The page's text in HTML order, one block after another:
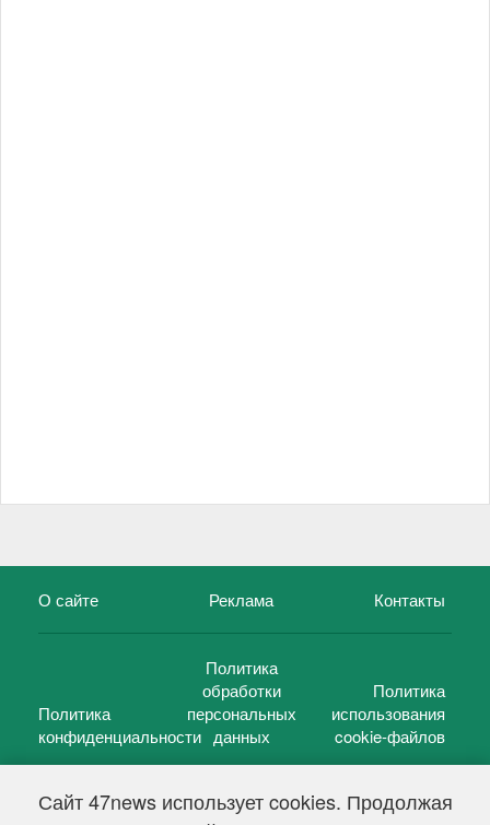
Сайт 47news использует cookies. Продолжая
О сайте Реклама Контакты
Политика
конфиденциальности
Политика
обработки
персональных
данных
Политика
использования
cookie-файлов